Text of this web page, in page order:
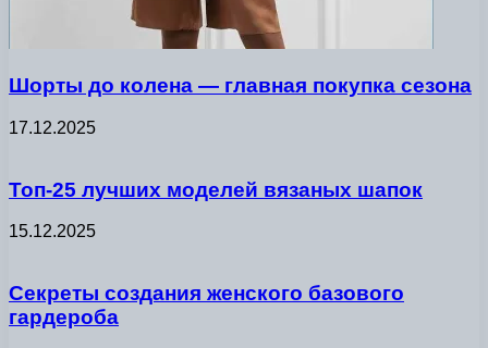
Шорты до колена — главная покупка сезона
17.12.2025
Топ-25 лучших моделей вязаных шапок
15.12.2025
Секреты создания женского базового
гардероба